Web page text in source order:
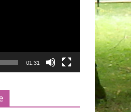
01:31